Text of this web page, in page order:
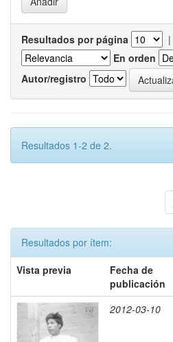
Resultados por página |
En orden
Autor/registro
Resultados 1-2 de 2.
Resultados por ítem:
Vista previa
Fecha de
publicación
2012-03-10